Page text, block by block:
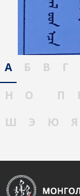
А Б В Г
Н
О П
Ш
Э Ю Я